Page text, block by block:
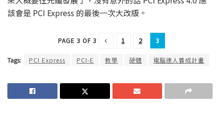
該會是 PCI Express 的最後一次大改版。
PAGE 3 OF 3 1 2 3
Tags: PCI Express PCI-E 教學 硬體 電腦達人養成計畫